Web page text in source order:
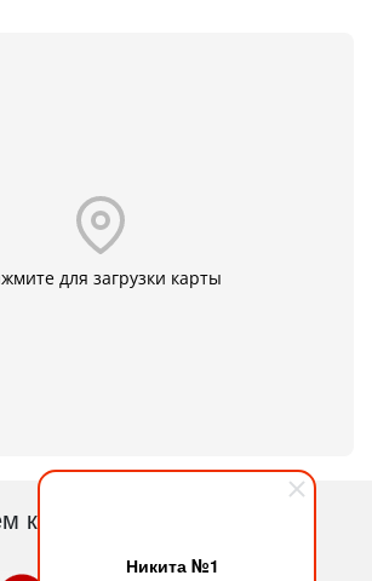
Никита №1
для загрузки карты
к оплате